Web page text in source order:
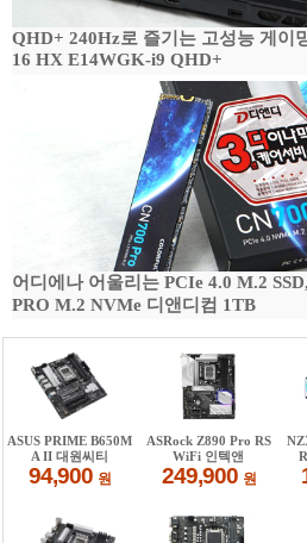
QHD+ 240Hz로 즐기는 고성능 게이
16 HX E14WGK-i9 QHD+
어디에나 어울리는 PCIe 4.0 M.2
PRO M.2 NVMe 디앤디컴 1TB